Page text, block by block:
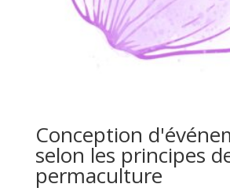
Conception
selon les principes
permaculture